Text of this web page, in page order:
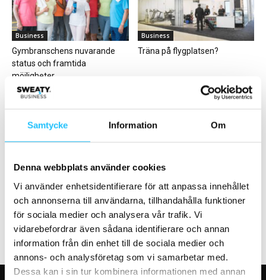
Samtycke Information Om
Denna webbplats använder cookies
Vi använder enhetsidentifierare för att anpassa innehållet
och annonserna till användarna, tillhandahålla funktioner
för sociala medier och analysera vår trafik. Vi
vidarebefordrar även sådana identifierare och annan
information från din enhet till de sociala medier och
annons- och analysföretag som vi samarbetar med.
Dessa kan i sin tur kombinera informationen med annan
Business
Gymbranschens nuvarande
status och framtida
möjligheter
Business
Träna på flygplatsen?
Dior i samarbete med
Technogym kring
träningsutrustning
Möt branschprofilerna: Rickard
Bertilsson, Service- och
installationschef Eleiko